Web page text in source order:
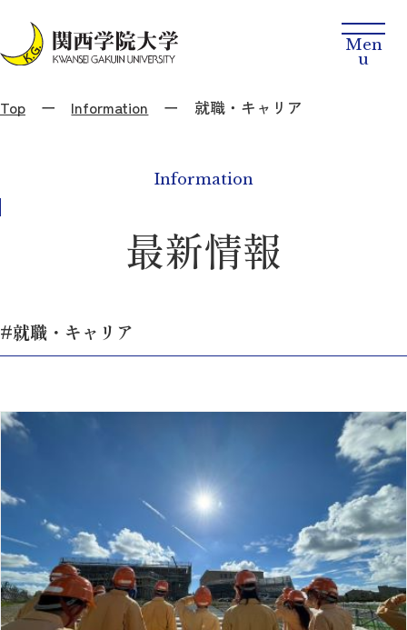
Top Information 就職・キャリア
Information
最新情報
#就職・キャリア